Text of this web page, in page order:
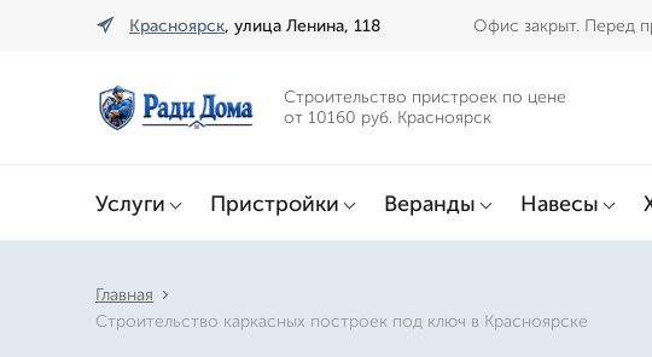
Красноярск, улица Ленина, 118 Офис закрыт. Перед
Строительство пристроек по цене
от 10160 руб. Красноярск
Услуги Пристройки Веранды Навесы
Главная
Строительство каркасных построек под ключ в Красноярске